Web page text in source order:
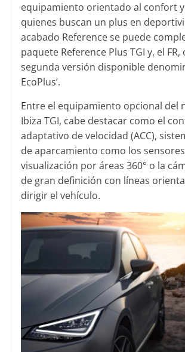
equipamiento orientado al confort y
quienes buscan un plus en
acabado Reference se puede
paquete Reference Plus TGI y, el FR,
segunda versión disponible
EcoPlus’.
Entre el equipamiento opcional del
Ibiza TGI, cabe destacar como el
adaptativo de velocidad (ACC),
de aparcamiento como los
visualización por áreas 360° o la
de gran definición con líneas
dirigir el vehículo.